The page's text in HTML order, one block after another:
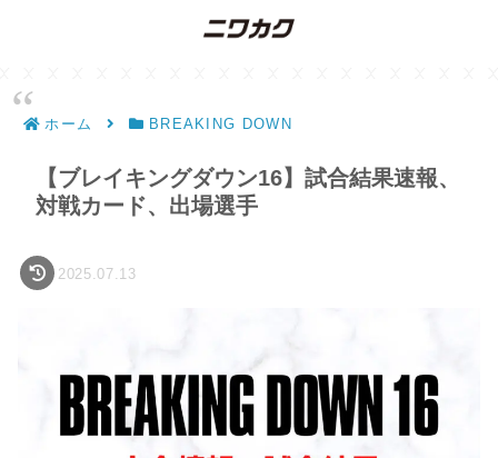
ホーム BREAKING DOWN
【ブレイキングダウン16】試合結果速報、
対戦カード、出場選手
2025.07.13